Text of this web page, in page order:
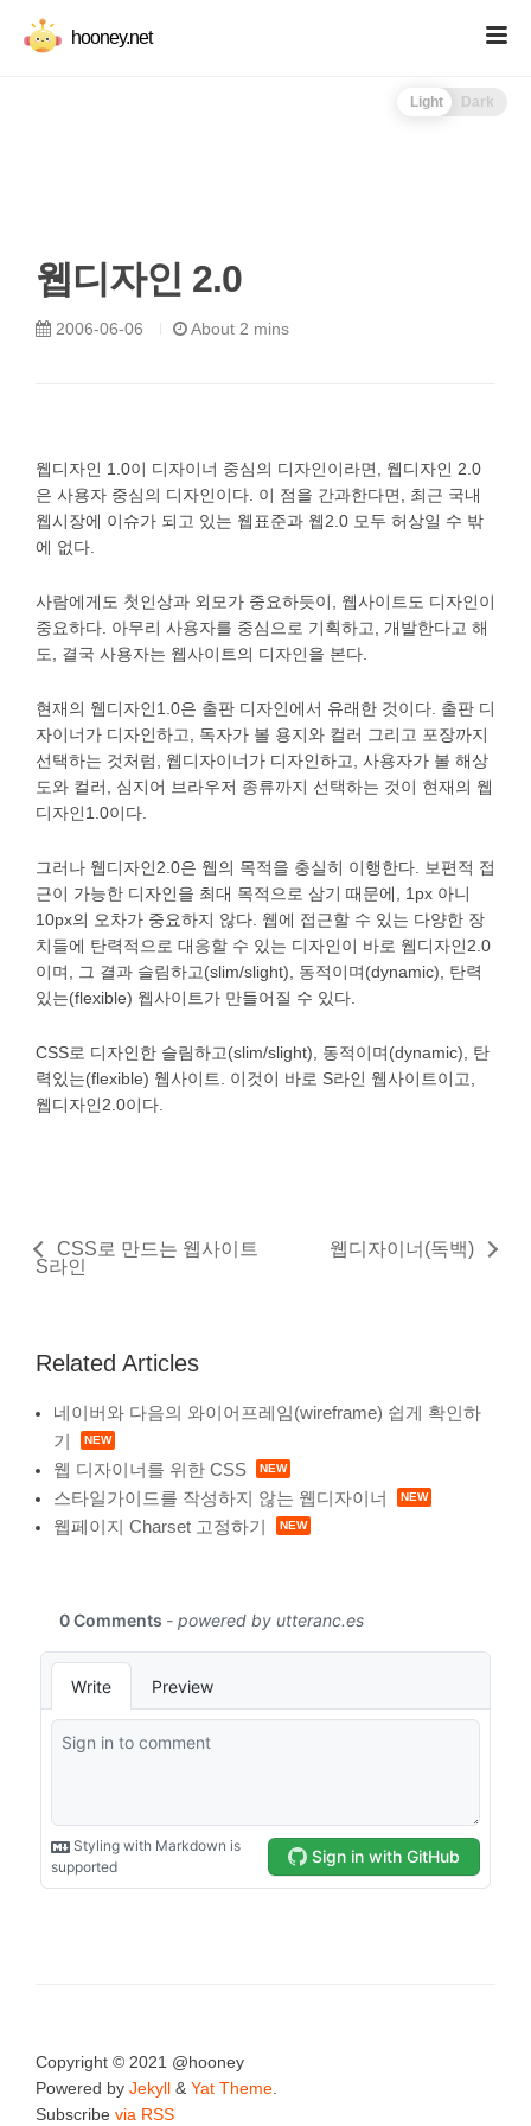
hooney.net
Light Dark
웹디자인 2.0
2006-06-06 About 2 mins
웹디자인 1.0이 디자이너 중심의 디자인이라면, 웹디자인 2.0
은 사용자 중심의 디자인이다. 이 점을 간과한다면, 최근 국내
웹시장에 이슈가 되고 있는 웹표준과 웹2.0 모두 허상일 수 밖
에 없다.
사람에게도 첫인상과 외모가 중요하듯이, 웹사이트도 디자인이
중요하다. 아무리 사용자를 중심으로 기획하고, 개발한다고 해
도, 결국 사용자는 웹사이트의 디자인을 본다.
현재의 웹디자인1.0은 출판 디자인에서 유래한 것이다. 출판 디
자이너가 디자인하고, 독자가 볼 용지와 컬러 그리고 포장까지
선택하는 것처럼, 웹디자이너가 디자인하고, 사용자가 볼 해상
도와 컬러, 심지어 브라우저 종류까지 선택하는 것이 현재의 웹
디자인1.0이다.
그러나 웹디자인2.0은 웹의 목적을 충실히 이행한다. 보편적 접
근이 가능한 디자인을 최대 목적으로 삼기 때문에, 1px 아니
10px의 오차가 중요하지 않다. 웹에 접근할 수 있는 다양한 장
치들에 탄력적으로 대응할 수 있는 디자인이 바로 웹디자인2.0
이며, 그 결과 슬림하고(slim/slight), 동적이며(dynamic), 탄력
있는(flexible) 웹사이트가 만들어질 수 있다.
CSS로 디자인한 슬림하고(slim/slight), 동적이며(dynamic), 탄
력있는(flexible) 웹사이트. 이것이 바로 S라인 웹사이트이고,
웹디자인2.0이다.
CSS로 만드는 웹사이트
S라인
웹디자이너(독백)
Related Articles
네이버와 다음의 와이어프레임(wireframe) 쉽게 확인하
기
웹 디자이너를 위한 CSS
스타일가이드를 작성하지 않는 웹디자이너
웹페이지 Charset 고정하기
Copyright © 2021 @hooney
Powered by Jekyll & Yat Theme
Subscribe via RSS